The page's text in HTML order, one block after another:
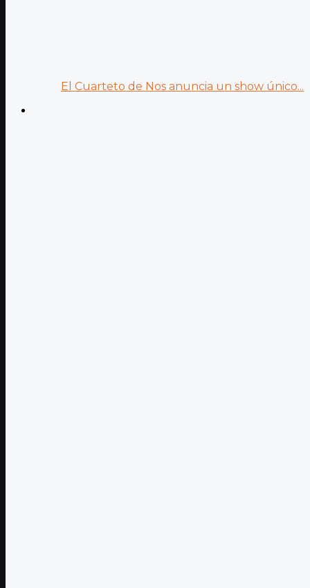
El Cuarteto de Nos anuncia un show único...